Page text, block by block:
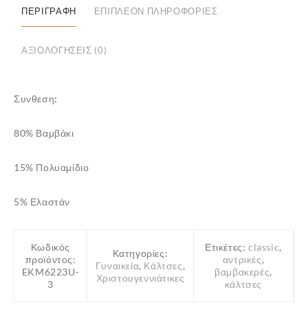
ΠΕΡΙΓΡΑΦΉ ΕΠΙΠΛΈΟΝ ΠΛΗΡΟΦΟΡΊΕΣ
ΑΞΙΟΛΟΓΉΣΕΙΣ (0)
Συνθεση:
80% Βαμβάκι
15% Πολυαμίδιο
5% Ελαστάν
Κωδικός
προϊόντος:
EKM6223U-
3
Κατηγορίες:
Γυναικεία, Κάλτσες,
Χριστουγεννιάτικες
Ετικέτες:classic,
αντρικές,
βαμβακερές,
κάλτσες